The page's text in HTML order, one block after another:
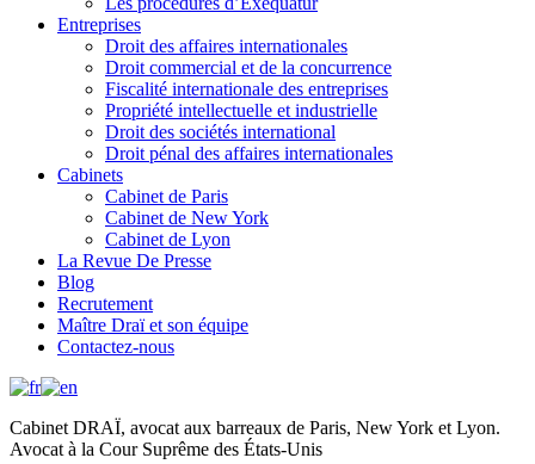
Entreprises
Droit des affaires internationales
Droit commercial et de la concurrence
Fiscalité internationale des entreprises
Propriété intellectuelle et industrielle
Droit des sociétés international
Droit pénal des affaires internationales
Cabinets
Cabinet de Paris
Cabinet de New York
Cabinet de Lyon
La Revue De Presse
Blog
Recrutement
Maître Draï et son équipe
Contactez-nous
Cabinet DRAÏ, avocat aux barreaux de Paris, New York et Lyon.
Avocat à la Cour Suprême des États-Unis